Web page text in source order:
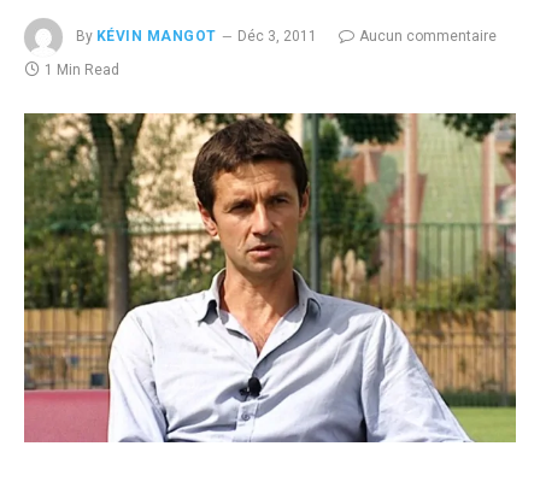
By KÉVIN MANGOT Déc 3, 2011
Aucun commentaire
1 Min Read